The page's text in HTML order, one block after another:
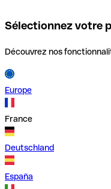
Sélectionnez votre
Découvrez nos
Europe
France
Deutschland
España